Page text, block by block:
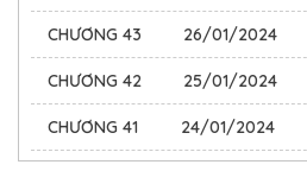
CHƯƠNG 43 26/01/2024
CHƯƠNG 42 25/01/2024
CHƯƠNG 41 24/01/2024